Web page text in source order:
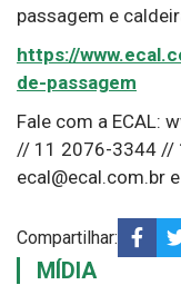
passagem e
https://
de-passagem
Fale com a ECAL:
// 11 2076-3344 //
ecal@ecal.com.br
Compartilhar:
MÍDIA